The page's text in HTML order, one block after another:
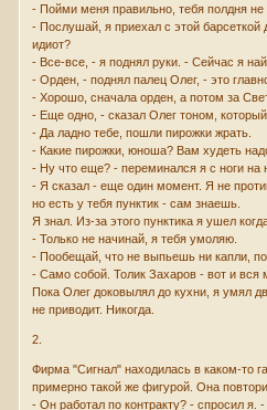
- Пойми меня правильно, тебя полдня
- Послушай, я приехал с этой
идиот?
- Все-все, - я поднял руки. - Сейчас я
- Орден, - поднял палец Олег, - это
- Хорошо, сначала орден, а потом за
- Еще одно, - сказал Олег тоном,
- Да ладно тебе, пошли пирожки жрать.
- Какие пирожки, юноша? Вам худеть
- Ну что еще? - переминался я с ноги на
- Я сказал - еще один момент. Я не
но есть у тебя пунктик - сам знаешь.
Я знал. Из-за этого пунктика я ушел
- Только не начинай, я тебя умоляю.
- Пообещай, что не выпьешь ни капли,
- Само собой. Толик Захаров - вот и вся
Пока Олег доковылял до кухни, я умял
не приводит. Никогда.
2.
Фирма "Сигнал" находилась в каком-то
примерно такой же фигурой. Она
- Он работал по контракту? - спросил я.